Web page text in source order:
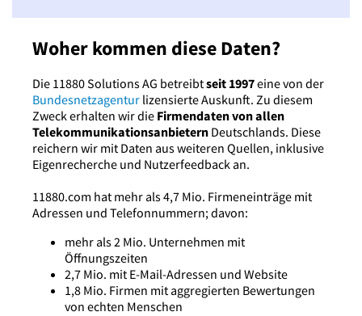
Woher kommen diese Daten?
Die 11880 Solutions AG betreibtseit 1997eine von der
Bundesnetzagentur lizensierte Auskunft. Zu diesem
Zweck erhalten wir die Firmendaten von allen
Telekommunikationsanbietern Deutschlands. Diese
reichern wir mit Daten aus weiteren Quellen, inklusive
Eigenrecherche und Nutzerfeedback an.
11880.com hat mehr als 4,7 Mio. Firmeneinträge mit
Adressen und Telefonnummern; davon:
mehr als 2 Mio. Unternehmen mit
Öffnungszeiten
2,7 Mio. mit E-Mail-Adressen und Website
1,8 Mio. Firmen mit aggregierten Bewertungen
von echten Menschen